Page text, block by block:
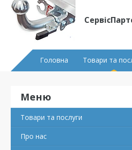
Головна Товари та
Товари та послуги
Про нас